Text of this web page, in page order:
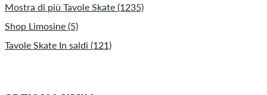
Mostra di più Tavole Skate (1235)
Shop Limosine (5)
Tavole Skate In saldi (121)